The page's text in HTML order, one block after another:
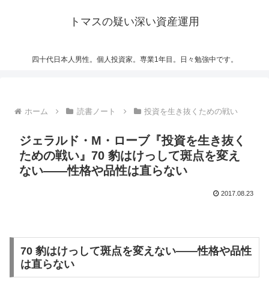
トマスの疑い深い資産運用
四十代日本人男性。個人投資家。専業1年目。日々勉強中です。
ホーム 読書ノート 投資を生き抜くための戦い
ジェラルド・M・ローブ『投資を生き抜く
ための戦い』70 豹はけっして斑点を変え
ない――性格や品性は直らない
2017.08.23
70 豹はけっして斑点を変えない――性格や品性
は直らない